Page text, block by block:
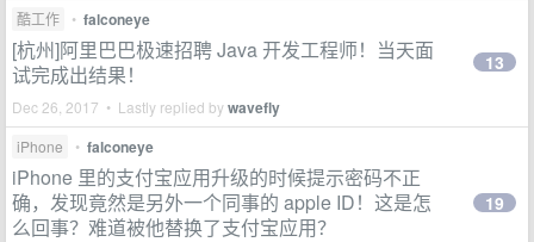
酷工作
• falconeye
[杭州]阿里巴巴极速招聘 Java 开发工程师！当天面
试完成出结果！
Dec 26, 2017 • Lastly replied bywavefly
13
iPhone • falconeye
iPhone 里的支付宝应用升级的时候提示密码不正
确，发现竟然是另外一个同事的 apple ID！这是怎
么回事？难道被他替换了支付宝应用？
19